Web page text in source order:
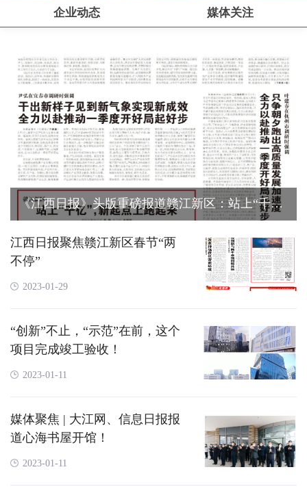
企业动态 媒体关注
《江西日报》头版重磅报道赣江新区：站上“千
亿”，新起点上跑起来！
江西日报聚焦赣江新区春节“两
不停”
2023-01-29
“创新”不止，“示范”在前，这个
项目完成竣工验收！
2023-01-11
媒体聚焦 | 大江网、信息日报报
道心海书屋开馆！
2023-01-11